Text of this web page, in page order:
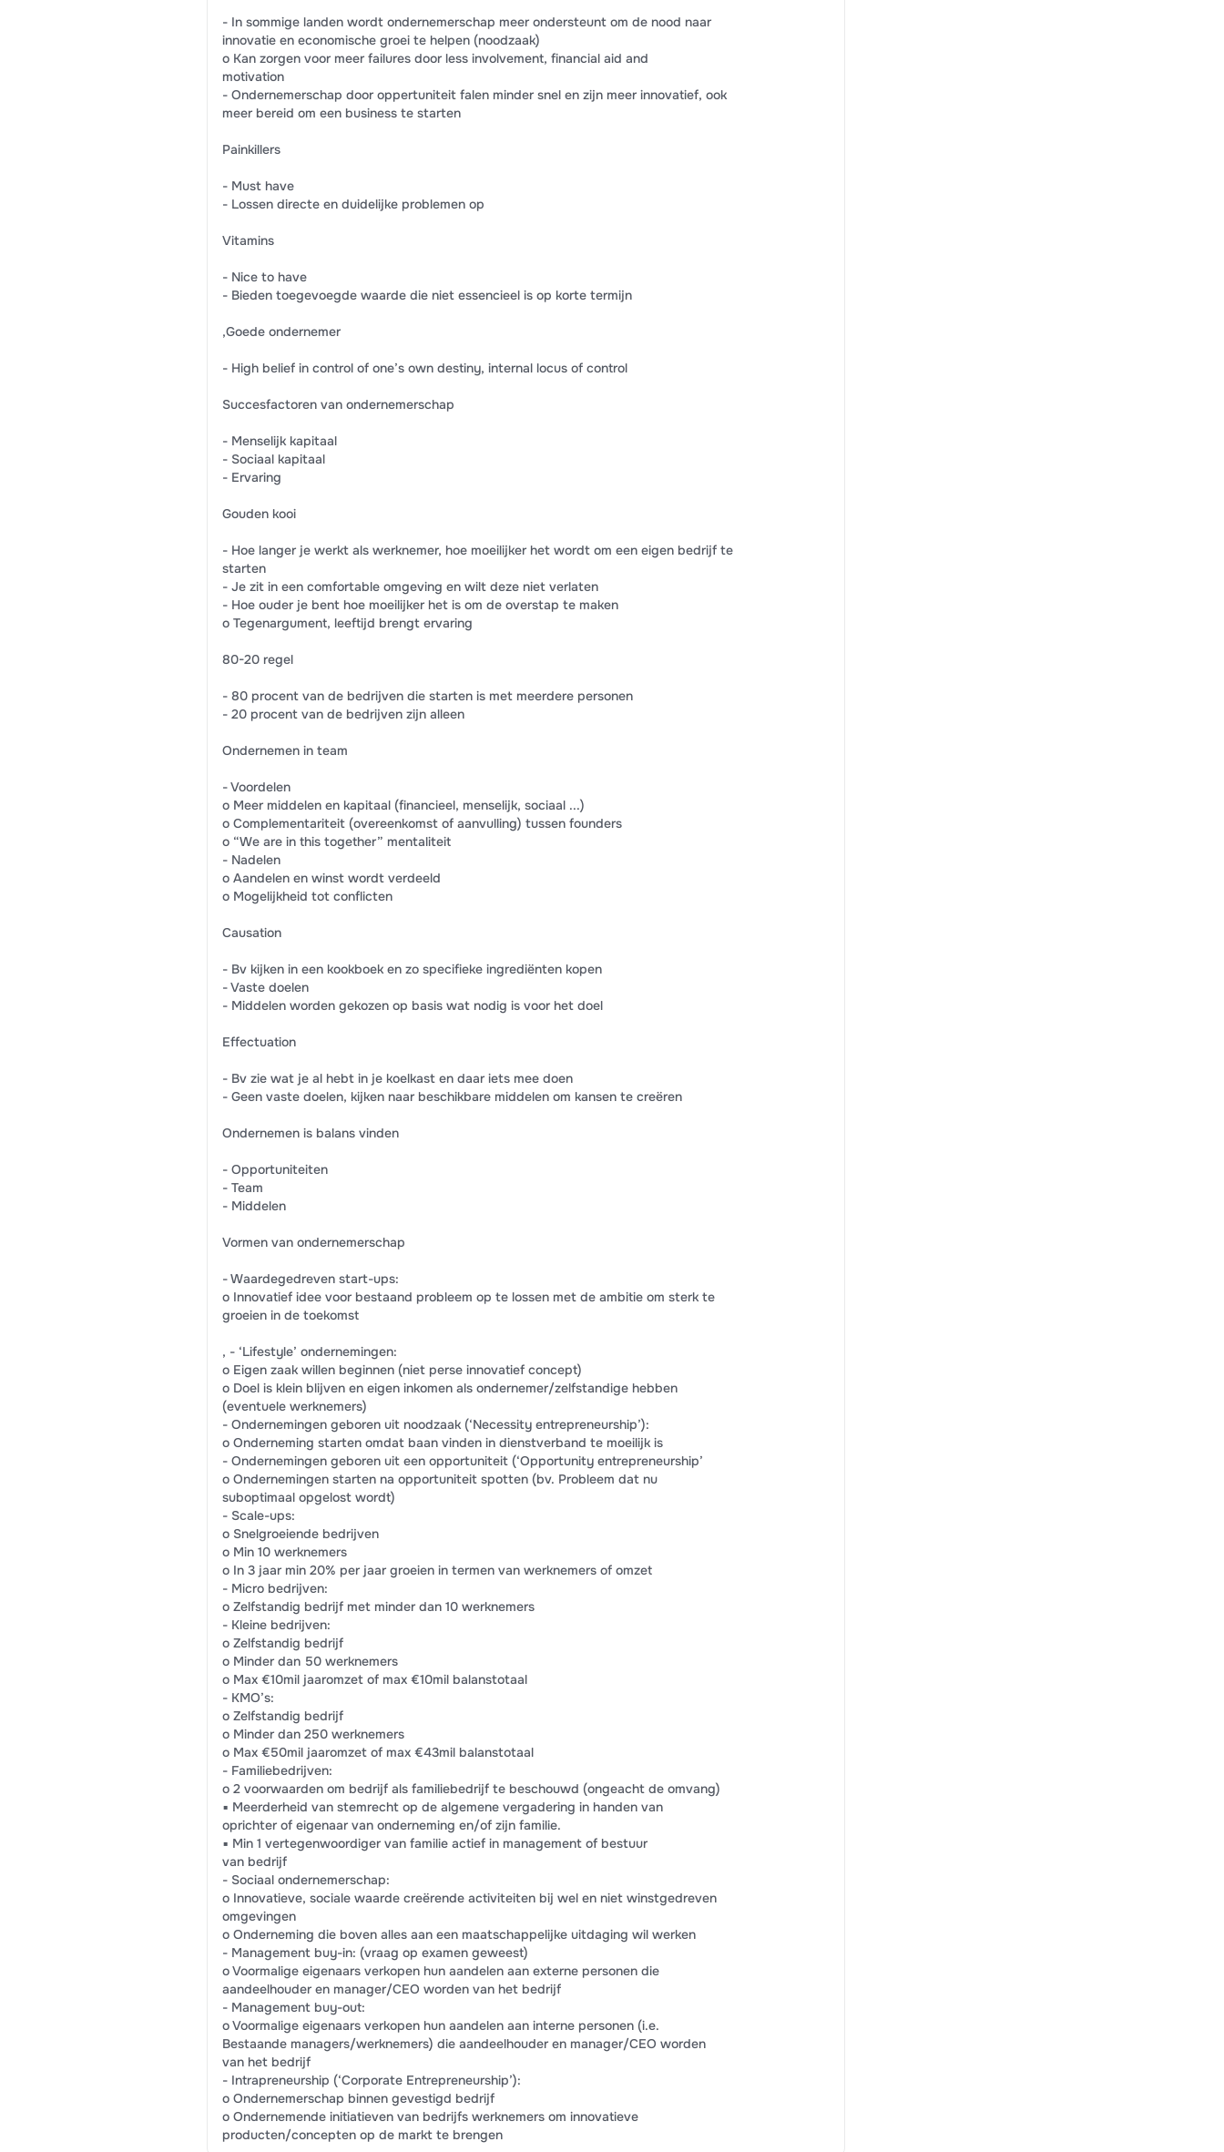
- In sommige landen wordt ondernemerschap meer ondersteunt om de nood naar
innovatie en economische groei te helpen (noodzaak)
o Kan zorgen voor meer failures door less involvement, financial aid and
motivation
- Ondernemerschap door oppertuniteit falen minder snel en zijn meer innovatief, ook
meer bereid om een business te starten
Painkillers
- Must have
- Lossen directe en duidelijke problemen op
Vitamins
- Nice to have
- Bieden toegevoegde waarde die niet essencieel is op korte termijn
,Goede ondernemer
- High belief in control of one’s own destiny, internal locus of control
Succesfactoren van ondernemerschap
- Menselijk kapitaal
- Sociaal kapitaal
- Ervaring
Gouden kooi
- Hoe langer je werkt als werknemer, hoe moeilijker het wordt om een eigen bedrijf te
starten
- Je zit in een comfortable omgeving en wilt deze niet verlaten
- Hoe ouder je bent hoe moeilijker het is om de overstap te maken
o Tegenargument, leeftijd brengt ervaring
80-20 regel
- 80 procent van de bedrijven die starten is met meerdere personen
- 20 procent van de bedrijven zijn alleen
Ondernemen in team
- Voordelen
o Meer middelen en kapitaal (financieel, menselijk, sociaal ...)
o Complementariteit (overeenkomst of aanvulling) tussen founders
o “We are in this together” mentaliteit
- Nadelen
o Aandelen en winst wordt verdeeld
o Mogelijkheid tot conflicten
Causation
- Bv kijken in een kookboek en zo specifieke ingrediënten kopen
- Vaste doelen
- Middelen worden gekozen op basis wat nodig is voor het doel
Effectuation
- Bv zie wat je al hebt in je koelkast en daar iets mee doen
- Geen vaste doelen, kijken naar beschikbare middelen om kansen te creëren
Ondernemen is balans vinden
- Opportuniteiten
- Team
- Middelen
Vormen van ondernemerschap
- Waardegedreven start-ups:
o Innovatief idee voor bestaand probleem op te lossen met de ambitie om sterk te
groeien in de toekomst
, - ‘Lifestyle’ ondernemingen:
o Eigen zaak willen beginnen (niet perse innovatief concept)
o Doel is klein blijven en eigen inkomen als ondernemer/zelfstandige hebben
(eventuele werknemers)
- Ondernemingen geboren uit noodzaak (‘Necessity entrepreneurship’):
o Onderneming starten omdat baan vinden in dienstverband te moeilijk is
- Ondernemingen geboren uit een opportuniteit (‘Opportunity entrepreneurship’
o Ondernemingen starten na opportuniteit spotten (bv. Probleem dat nu
suboptimaal opgelost wordt)
- Scale-ups:
o Snelgroeiende bedrijven
o Min 10 werknemers
o In 3 jaar min 20% per jaar groeien in termen van werknemers of omzet
- Micro bedrijven:
o Zelfstandig bedrijf met minder dan 10 werknemers
- Kleine bedrijven:
o Zelfstandig bedrijf
o Minder dan 50 werknemers
o Max €10mil jaaromzet of max €10mil balanstotaal
- KMO’s:
o Zelfstandig bedrijf
o Minder dan 250 werknemers
o Max €50mil jaaromzet of max €43mil balanstotaal
- Familiebedrijven:
o 2 voorwaarden om bedrijf als familiebedrijf te beschouwd (ongeacht de omvang)
▪ Meerderheid van stemrecht op de algemene vergadering in handen van
oprichter of eigenaar van onderneming en/of zijn familie.
▪ Min 1 vertegenwoordiger van familie actief in management of bestuur
van bedrijf
- Sociaal ondernemerschap:
o Innovatieve, sociale waarde creërende activiteiten bij wel en niet winstgedreven
omgevingen
o Onderneming die boven alles aan een maatschappelijke uitdaging wil werken
- Management buy-in: (vraag op examen geweest)
o Voormalige eigenaars verkopen hun aandelen aan externe personen die
aandeelhouder en manager/CEO worden van het bedrijf
- Management buy-out:
o Voormalige eigenaars verkopen hun aandelen aan interne personen (i.e.
Bestaande managers/werknemers) die aandeelhouder en manager/CEO worden
van het bedrijf
- Intrapreneurship (‘Corporate Entrepreneurship’):
o Ondernemerschap binnen gevestigd bedrijf
o Ondernemende initiatieven van bedrijfs werknemers om innovatieve
producten/concepten op de markt te brengen